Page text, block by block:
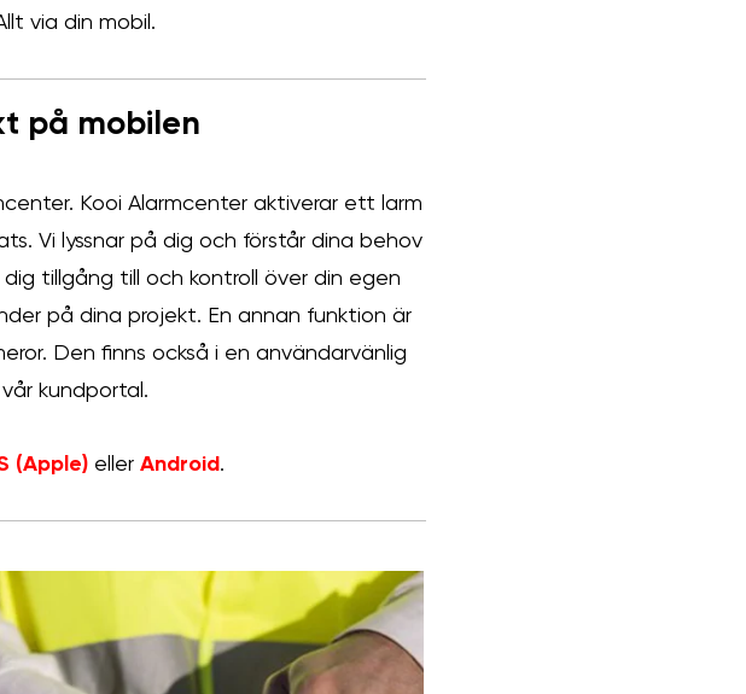
via din mobil.
på mobilen
Kooi Alarmcenter aktiverar ett larm
Vi lyssnar på dig och förstår dina behov
tillgång till och kontroll över din egen
på dina projekt. En annan funktion är
Den finns också i en användarvänlig
kundportal.
(Apple) eller Android .